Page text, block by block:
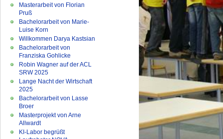
Masterarbeit von Florian
Pruß
Bachelorarbeit von Marie-
Luise Korn
Willkommen Darya Kastsian
Bachelorarbeit von
Franziska Gohlicke
Robin Wagner auf der ACL
SRW 2025
Lange Nacht der Wirtschaft
2025
Bachelorarbeit von Lasse
Broer
Masterprojekt von Arne
Allwardt
KI-Labor begrüßt